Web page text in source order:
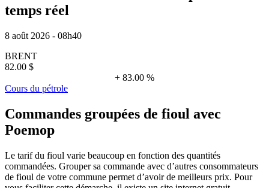
temps réel
8 août 2026 - 08h40
BRENT
82.00 $
+ 83.00 %
Cours du pétrole
Commandes groupées de fioul avec
Poemop
Le tarif du fioul varie beaucoup en fonction des quantités
commandées. Grouper sa commande avec d’autres consommateurs
de fioul de votre commune permet d’avoir de meilleurs prix. Pour